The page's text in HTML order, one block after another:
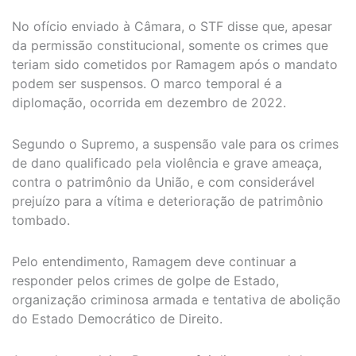
No ofício enviado à Câmara, o STF disse que, apesar
da permissão constitucional, somente os crimes que
teriam sido cometidos por Ramagem após o mandato
podem ser suspensos. O marco temporal é a
diplomação, ocorrida em dezembro de 2022.
Segundo o Supremo, a suspensão vale para os crimes
de dano qualificado pela violência e grave ameaça,
contra o patrimônio da União, e com considerável
prejuízo para a vítima e deterioração de patrimônio
tombado.
Pelo entendimento, Ramagem deve continuar a
responder pelos crimes de golpe de Estado,
organização criminosa armada e tentativa de abolição
do Estado Democrático de Direito.